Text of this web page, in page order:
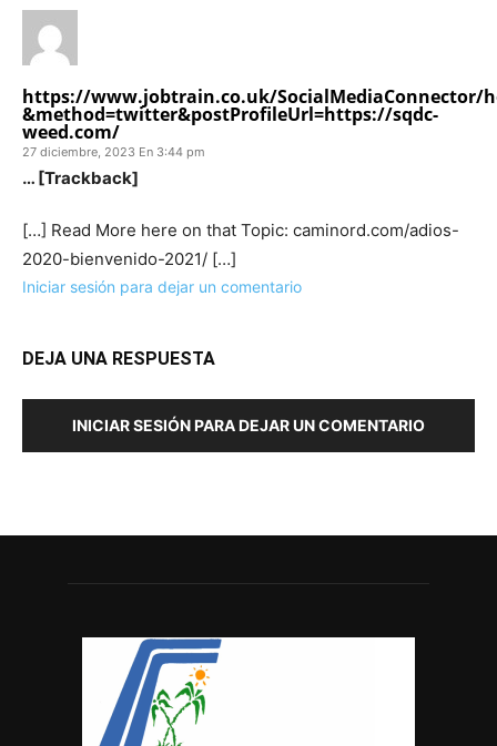
https://www.jobtrain.co.uk/SocialMediaConnector/
&method=twitter&postProfileUrl=https://sqdc-
weed.com/
27 diciembre, 2023 En 3:44 pm
… [Trackback]
[…] Read More here on that Topic: caminord.com/adios-
2020-bienvenido-2021/ […]
Iniciar sesión para dejar un comentario
DEJA UNA RESPUESTA
INICIAR SESIÓN PARA DEJAR UN COMENTARIO